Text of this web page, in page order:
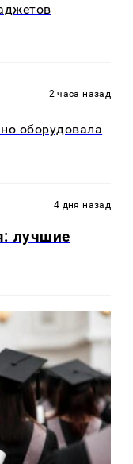
2 часа назад
оборудовала
4 дня назад
лучшие